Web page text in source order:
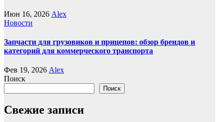
Июн 16, 2026 Alex
Новости
Запчасти для грузовиков и прицепов: обзор брендов и
категорий для коммерческого транспорта
Фев 19, 2026 Alex
Поиск
Поиск
Свежие записи